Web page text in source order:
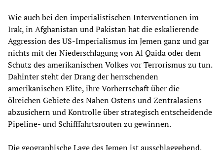
Wie auch bei den imperialistischen Interventionen im
Irak, in Afghanistan und Pakistan hat die eskalierende
Aggression des US-Imperialismus im Jemen ganz und gar
nichts mit der Niederschlagung von Al Qaida oder dem
Schutz des amerikanischen Volkes vor Terrorismus zu tun.
Dahinter steht der Drang der herrschenden
amerikanischen Elite, ihre Vorherrschaft über die
ölreichen Gebiete des Nahen Ostens und Zentralasiens
abzusichern und Kontrolle über strategisch entscheidende
Pipeline- und Schifffahrtsrouten zu gewinnen.
Die geographische Lage des Jemen ist ausschlaggebend,